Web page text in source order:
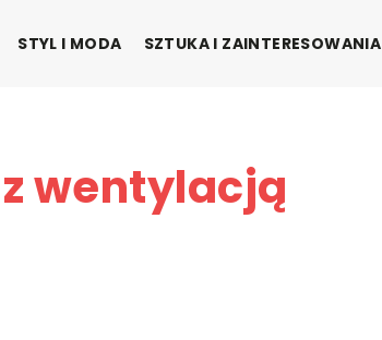
STYL I MODA SZTUKA I ZAINTERESOWANIA
wentylacją